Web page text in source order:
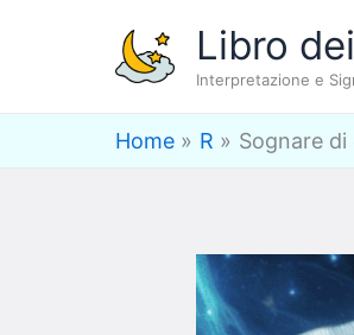
Libro
Interpretazione e
Home R Sognare